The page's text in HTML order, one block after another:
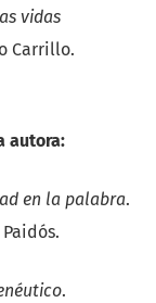
vidas
Carrillo.
autora:
en la palabra.
.